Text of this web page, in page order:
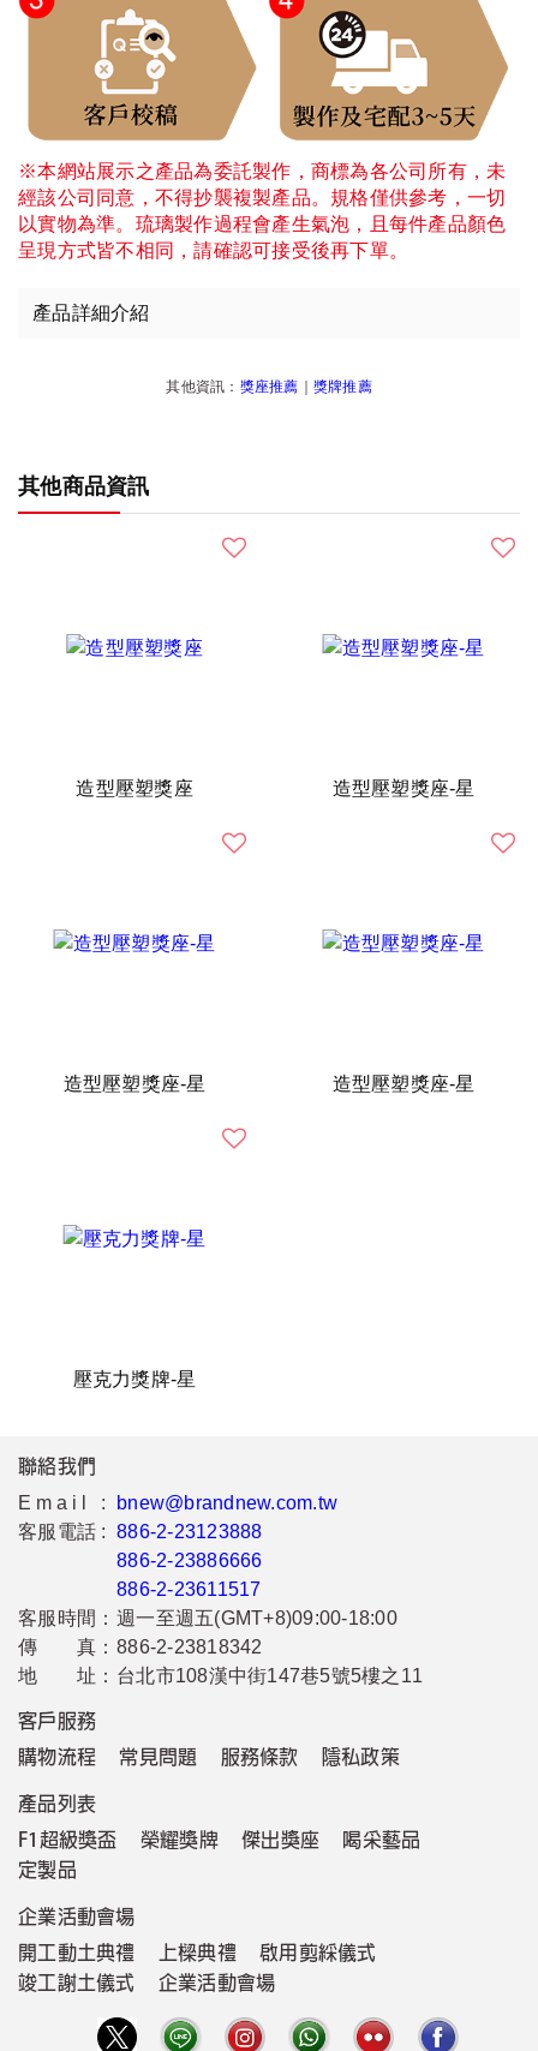
※本網站展示之產品為委託製作，商標為各公司所有，未
經該公司同意，不得抄襲複製產品。規格僅供參考，一切
以實物為準。琉璃製作過程會產生氣泡，且每件產品顏色
呈現方式皆不相同，請確認可接受後再下單。
產品詳細介紹
其他資訊： 獎座推薦 獎牌推薦
其他商品資訊
造型壓塑獎座 造型壓塑獎座-星
造型壓塑獎座-星 造型壓塑獎座-星
壓克力獎牌-星
聯絡我們
Email :
bnew@brandnew.com.tw
客服電話 : 886-2-23123888
886-2-23886666
886-2-23611517
客服時間： 週一至週五(GMT+8)09:00-18:00
傳 真： 886-2-23818342
地 址： 台北市108漢中街147巷5號5樓之11
客戶服務
購物流程
常見問題 服務條款 隱私政策
產品列表
F1超級獎盃
榮耀獎牌 傑出獎座
喝采藝品
定製品
企業活動會場
開工動土典禮
上樑典禮
啟用剪綵儀式
竣工謝土儀式
企業活動會場